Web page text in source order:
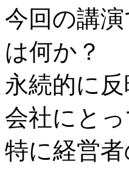
今回の講
は何か？
永続的に
会社にと
特に経営